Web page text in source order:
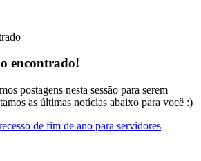
encontrado!
postagens nesta sessão para serem
as últimas notícias abaixo para você :)